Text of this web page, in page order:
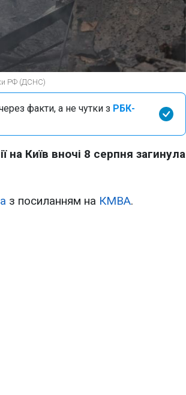
РФ (ДСНС)
факти, а не чутки з РБК-
на Київ вночі 8 серпня загинула
з посиланням на КМВА.